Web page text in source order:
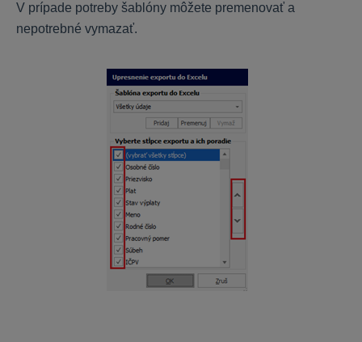
HR systém
Práca s kartou zamestnanca
Personálne dotazníky
V prípade potreby šablóny môžete premenovať a
nepotrebné vymazať.